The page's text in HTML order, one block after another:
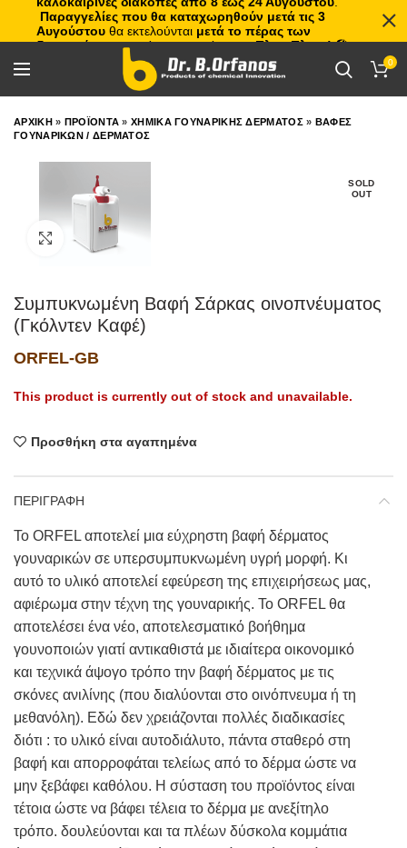
0
ΑΡΧΙΚΗ» ΠΡΟΪΟΝΤΑ »ΧΗΜΙΚΑ ΓΟΥΝΑΡΙΚΗΣ ΔΕΡΜΑΤΟΣ » ΒΑΦΕΣ
ΓΟΥΝΑΡΙΚΩΝ / ΔΕΡΜΑΤΟΣ
SOLD
OUT
Click to enlarge
Συμπυκνωμένη Βαφή Σάρκας οινοπνέυματος
(Γκόλντεν Καφέ)
ORFEL-GB
This product is currently out of stock and unavailable.
Προσθήκη στα αγαπημένα
ΠΕΡΙΓΡΑΦΗ
Το ORFEL αποτελεί μια εύχρηστη βαφή δέρματος
γουναρικών σε υπερσυμπυκνωμένη υγρή μορφή. Κι
αυτό το υλικό αποτελεί εφεύρεση της επιχειρήσεως μας,
αφιέρωμα στην τέχνη της γουναρικής. Το ORFEL θα
αποτελέσει ένα νέο, αποτελεσματικό βοήθημα
γουνοποιών γιατί αντικαθιστά με ιδιαίτερα οικονομικό
και τεχνικά άψογο τρόπο την βαφή δέρματος με τις
σκόνες ανιλίνης (που διαλύονται στο οινόπνευμα ή τη
μεθανόλη). Εδώ δεν χρειάζονται πολλές διαδικασίες
διότι : το υλικό είναι αυτοδιάλυτο, πάντα σταθερό στη
βαφή και απορροφάται τελείως από το δέρμα ώστε να
μην ξεβάφει καθόλου. Η σύσταση του προϊόντος είναι
τέτοια ώστε να βάφει τέλεια το δέρμα με ανεξίτηλο
τρόπο. δουλεύονται και τα πλέων δύσκολα κομμάτια
Παραγγελίες που θα καταχωρηθούν μετά τις 3
Αυγούστου θα εκτελούνται μετά το πέρας των
διακοπών, με σειρά προτεραιότητας.Πλιτς Πλατς!🏖️🌊